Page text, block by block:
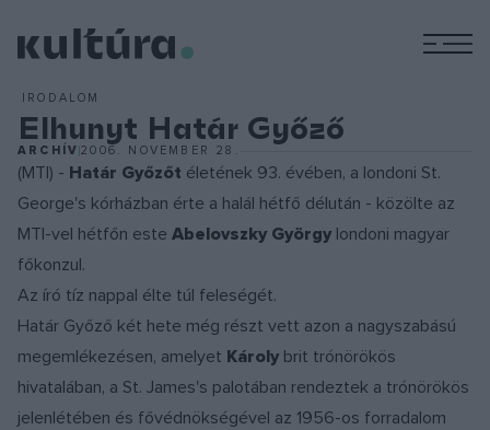
IRODALOM
Elhunyt Határ Győző
ARCHÍV2006. NOVEMBER 28.
(MTI) - Határ Győzőt életének 93. évében, a londoni St.
George's kórházban érte a halál hétfő délután - közölte az
MTI-vel hétfőn este Abelovszky György londoni magyar
főkonzul.
Az író tíz nappal élte túl feleségét.
Határ Győző két hete még részt vett azon a nagyszabású
megemlékezésen, amelyet Károly brit trónörökös
hivatalában, a St. James's palotában rendeztek a trónörökös
jelenlétében és fővédnökségével az 1956-os forradalom